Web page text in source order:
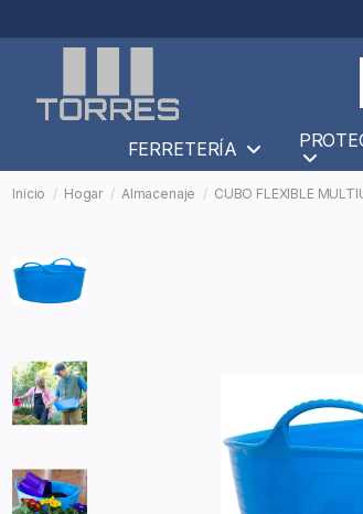
FERRETERÍA
Inicio Hogar Almacenaje CUBO FLEXIBLE